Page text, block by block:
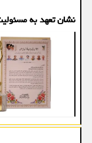
نشان تعهد به